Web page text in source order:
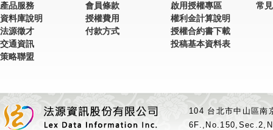
產品服務
資料庫說明
法源徵才
交通資訊
策略聯盟
會員條款
授權費用
付款方式
啟用授權專區
權利金計算說明
授權合約書下載
投稿基本資料表
常
104 台北市中山區